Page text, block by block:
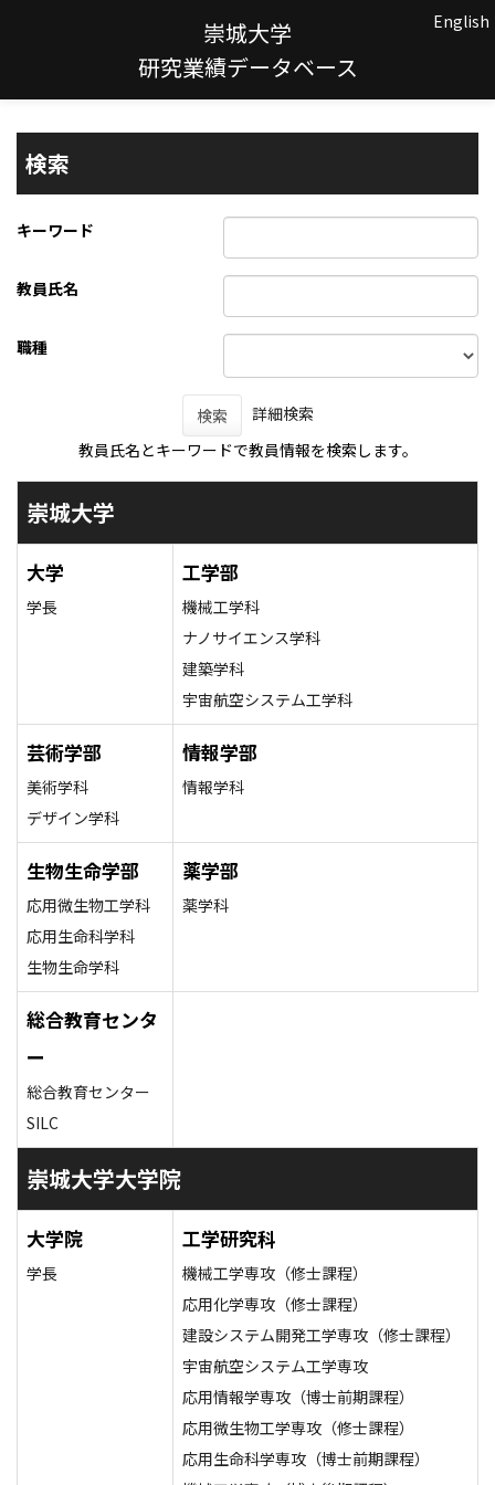
崇城大学
研究業績データベース
English
検索
キーワード
教員氏名
職種
検索
詳細検索
教員氏名とキーワードで教員情報を検索します。
崇城大学
大学
学長
工学部
機械工学科
ナノサイエンス学科
建築学科
宇宙航空システム工学科
芸術学部
美術学科
デザイン学科
情報学部
情報学科
生物生命学部
応用微生物工学科
応用生命科学科
生物生命学科
薬学部
薬学科
総合教育センタ
ー
総合教育センター
SILC
崇城大学大学院
大学院
学長
工学研究科
機械工学専攻（修士課程）
応用化学専攻（修士課程）
建設システム開発工学専攻（修士課程）
宇宙航空システム工学専攻
応用情報学専攻（博士前期課程）
応用微生物工学専攻（修士課程）
応用生命科学専攻（博士前期課程）